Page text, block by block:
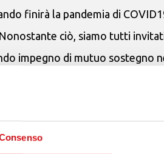
finirà la pandemia di
ciò, siamo tutti
impegno di mutuo sostegno
più concreto in cui
celebrare il Natale! A